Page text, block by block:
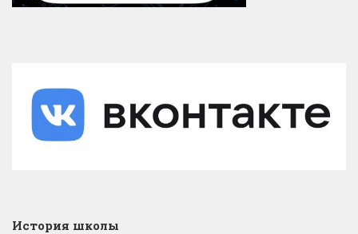
История школы